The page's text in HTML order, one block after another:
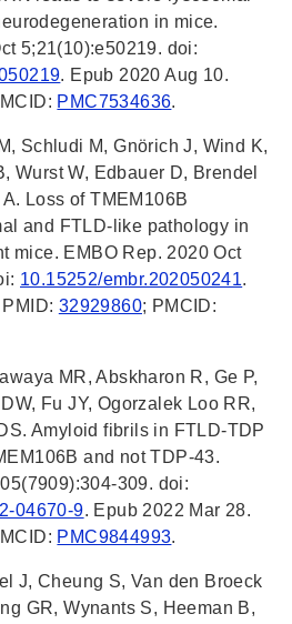
in mice.
5;21(10):e50219. doi:
. Epub 2020 Aug 10.
PMC7534636.
Schludi M, Gnörich J, Wind K,
Wurst W, Edbauer D, Brendel
Loss of TMEM106B
and FTLD-like pathology in
mice. EMBO Rep. 2020 Oct
10.15252/embr.202050241.
32929860; PMCID:
MR, Abskharon R, Ge P,
Fu JY, Ogorzalek Loo RR,
Amyloid fibrils in FTLD-TDP
and not TDP-43.
309. doi:
04670-9. Epub 2022 Mar 28.
PMC9844993.
J, Cheung S, Van den Broeck
GR, Wynants S, Heeman B,